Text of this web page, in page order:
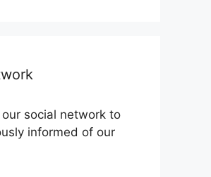
social network to
informed of our